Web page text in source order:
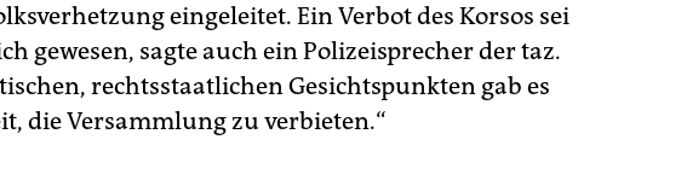
eingeleitet. Ein Verbot des Korsos sei
gewesen, sagte auch ein Polizeisprecher der taz.
rechtsstaatlichen Gesichtspunkten gab es
die Versammlung zu verbieten.“